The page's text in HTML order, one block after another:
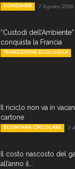
CONSUMER 7 Agosto 2026
“Custodi
conquista la Francia
TRANSIZIONE ECOLOGICA
Il riciclo non va in
cartone
ECONOMIA CIRCOLARE 7
Il costo nascosto del
all’anno il...